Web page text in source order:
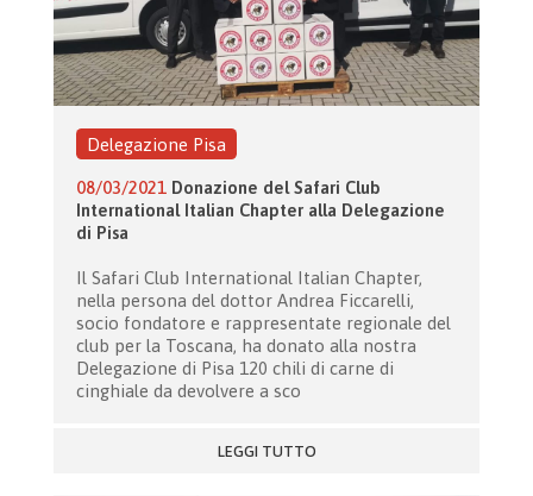
Delegazione Pisa
08/03/2021 Donazione del Safari Club
International Italian Chapter alla Delegazione
di Pisa
Il Safari Club International Italian Chapter,
nella persona del dottor Andrea Ficcarelli,
socio fondatore e rappresentate regionale del
club per la Toscana, ha donato alla nostra
Delegazione di Pisa 120 chili di carne di
cinghiale da devolvere a sco
LEGGI TUTTO